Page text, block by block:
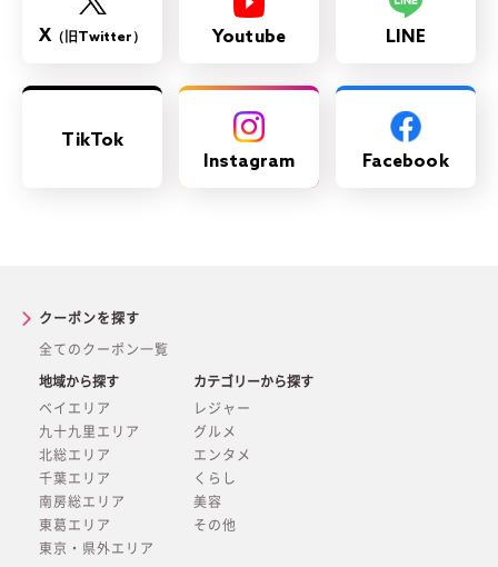
X（旧Twitter） Youtube LINE
TikTok
Instagram
Facebook
クーポンを探す
全てのクーポン一覧
地域から探す
ベイエリア
九十九里エリア
北総エリア
千葉エリア
南房総エリア
東葛エリア
東京・県外エリア
カテゴリーから探す
レジャー
グルメ
エンタメ
くらし
美容
その他